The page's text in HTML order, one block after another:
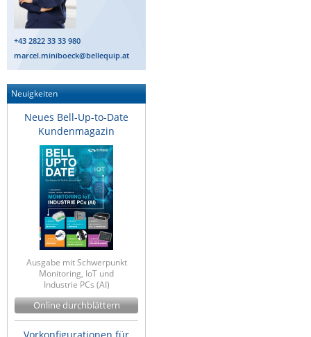
News zu unseren Herstellern
+43 2822 33 33 980
marcel.miniboeck@bellequip.at
Neuigkeiten
Neues Bell-Up-to-Date
Kundenmagazin
Ausgabe mit Schwerpunkt
Monitoring, IoT und
Industrie PCs (AI)
Online durchblättern